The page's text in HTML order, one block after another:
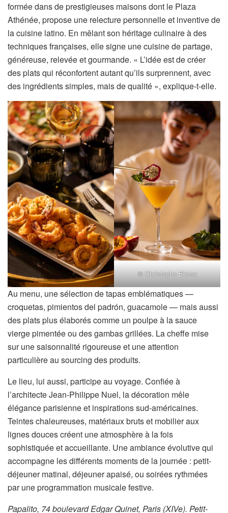
formée dans de prestigieuses maisons dont le Plaza
Athénée, propose une relecture personnelle et inventive de
la cuisine latino. En mêlant son héritage culinaire à des
techniques françaises, elle signe une cuisine de partage,
généreuse, relevée et gourmande. « L’idée est de créer
des plats qui réconfortent autant qu’ils surprennent, avec
des ingrédients simples, mais de qualité », explique-t-elle.
© Christophe Bielsa
Au menu, une sélection de tapas emblématiques —
croquetas, pimientos del padrón, guacamole — mais aussi
des plats plus élaborés comme un poulpe à la sauce
vierge pimentée ou des gambas grillées. La cheffe mise
sur une saisonnalité rigoureuse et une attention
particulière au sourcing des produits.
Le lieu, lui aussi, participe au voyage. Confiée à
l’architecte Jean-Philippe Nuel, la décoration mêle
élégance parisienne et inspirations sud-américaines.
Teintes chaleureuses, matériaux bruts et mobilier aux
lignes douces créent une atmosphère à la fois
sophistiquée et accueillante. Une ambiance évolutive qui
accompagne les différents moments de la journée : petit-
déjeuner matinal, déjeuner apaisé, ou soirées rythmées
par une programmation musicale festive.
Papalito, 74 boulevard Edgar Quinet, Paris (XIVe). Petit-